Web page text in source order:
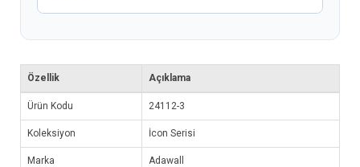
Özellik Açıklama
Ürün Kodu 24112-3
Koleksiyon İcon Serisi
Marka Adawall